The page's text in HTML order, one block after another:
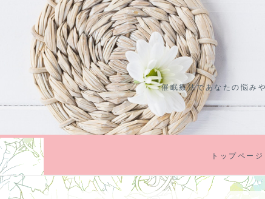
ス
ッ
プ
催眠療法であなたの悩み
トップページ